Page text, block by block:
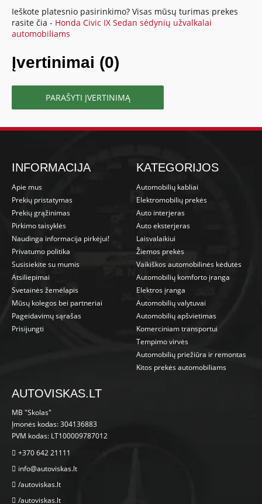
Ieškote platesnio pasirinkimo? Visas mūsų turimas prekes
rasite čia - Honda Civic IX Sedan sėdynių užvalkalai
automobiliams
Įvertinimai (0)
PARAŠYTI ĮVERTINIMĄ
INFORMACIJA
Apie mus
Prekių pristatymas
Prekių grąžinimas
Pirkimo taisyklės
Naudinga informacija pirkėjui!
Privatumo politika
Susisiekite su mumis
Atsiliepimai
Svetainės žemėlapis
Mūsų kolegos bei partneriai
Pageidavimų sąrašas
Prisijungti
KATEGORIJOS
Automobilių kabliai
Elektromobilių prekės
Auto interjeras
Auto eksterjeras
Laisvalaikiui
Žiemos prekės
Vaikiškos automobilinės kėdutės
Automobilių komforto įranga
Elektros įranga
Automobilių valytuvai
Automobilių apšvietimas
Komerciniam transportui
Tempimo virvės
Automobilių priežiūra ir remontas
Kitos prekės automobiliams
AUTOVISKAS.LT
MB "Skolas"
Įmonės kodas: 304136883
PVM kodas: LT100009787012
+370 642 21111
info@autoviskas.lt
/autoviskas.lt
/autoviskas.lt